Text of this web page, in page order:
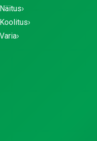
Näitus
Koolitus
Varia